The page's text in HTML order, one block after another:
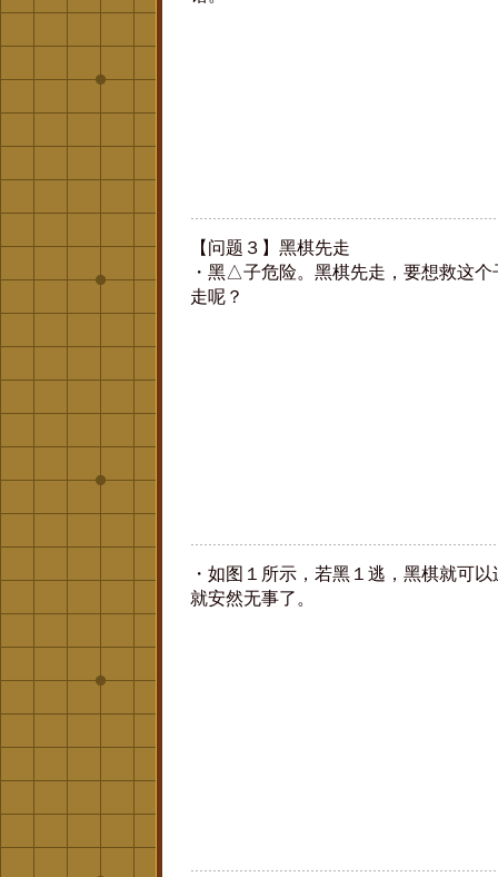
【问题３】黑棋先走
・黑△子危险。黑棋先走，要想救这个
走呢？
・如图１所示，若黑１逃，黑棋就可
就安然无事了。